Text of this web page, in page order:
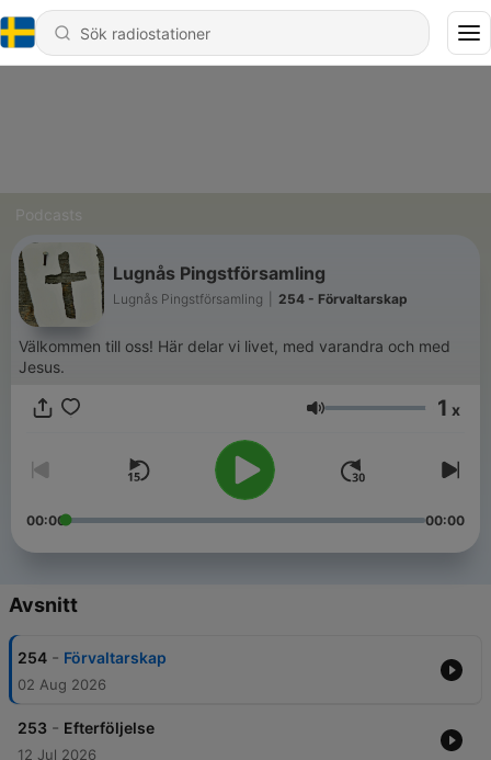
Podcasts
Lugnås Pingstförsamling
Lugnås Pingstförsamling 254 - Förvaltarskap
Välkommen till oss! Här delar vi livet, med varandra och med
Jesus.
Volym 1 x
00:00 00:00
Avsnitt
254 - Förvaltarskap
02 Aug 2026
253 - Efterföljelse
12 Jul 2026